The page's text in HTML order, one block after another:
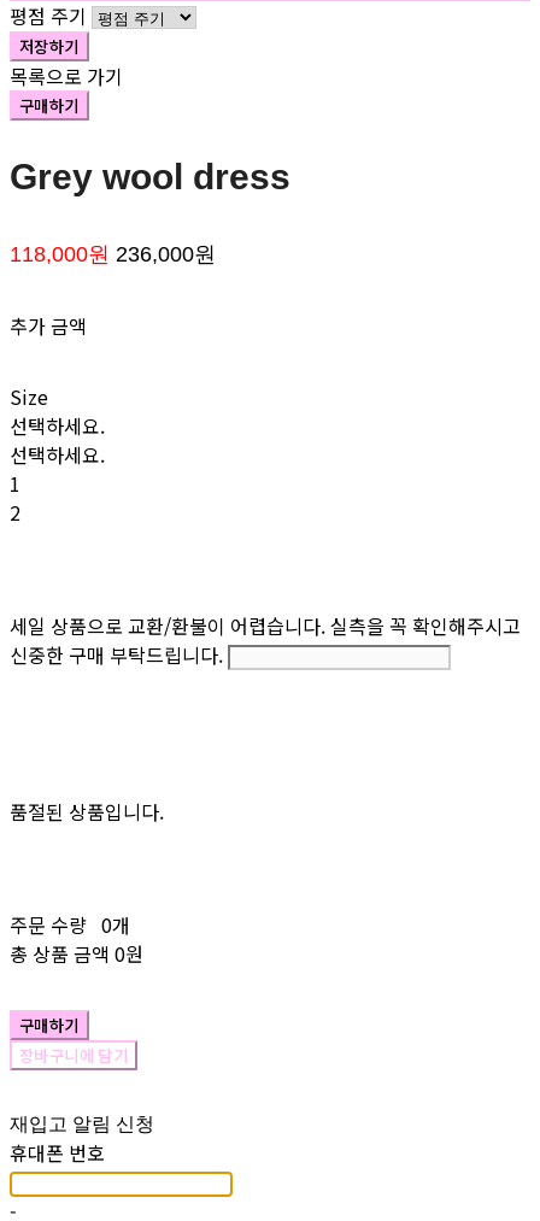
평점 주기
저장하기
목록으로 가기
구매하기
Grey wool dress
118,000원 236,000원
추가 금액
Size
선택하세요.
선택하세요.
1
2
세일 상품으로 교환/환불이 어렵습니다. 실측을 꼭 확인해주시고
신중한 구매 부탁드립니다.
품절된 상품입니다.
주문 수량 0개
총 상품 금액 0원
구매하기
장바구니에 담기
재입고 알림 신청
휴대폰 번호
-